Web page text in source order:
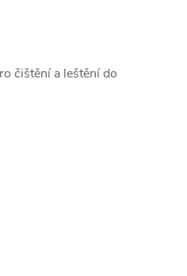
čištění a leštění do